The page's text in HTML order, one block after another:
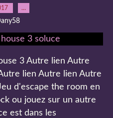
…
3 Autre lien Autre
lien Autre lien Autre
d'escape the room en
ou jouez sur un autre
est dans les